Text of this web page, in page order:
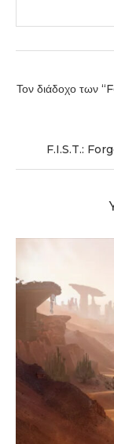
Τον διάδοχο των
F.I.S.T.: